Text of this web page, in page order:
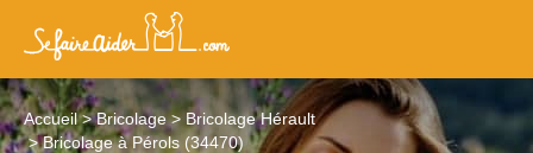
Accueil Bricolage
Bricolage Hérault
Bricolage à Pérols (34470)